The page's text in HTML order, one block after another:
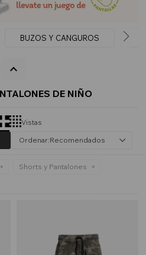
BUZOS Y CANGUROS
DE NIÑO
Vistas
Recomendados
Shorts y Pantalones